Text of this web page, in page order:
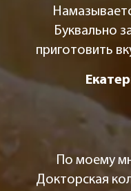
Буквально
приготовить
По моему
Докторская